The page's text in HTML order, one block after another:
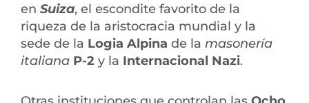
en Suiza, el escondite favorito de la
riqueza de la aristocracia mundial y la
sede de la Logia Alpina de la masonería
italiana P-2 y la Internacional Nazi.